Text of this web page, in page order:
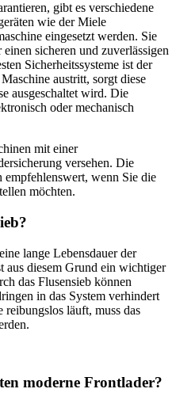
gibt es verschiedene
wie der Miele
eingesetzt werden. Sie
sicheren und zuverlässigen
Sicherheitssysteme ist der
austritt, sorgt diese
ausgeschaltet wird. Die
oder mechanisch
mit einer
versehen. Die
wenn Sie die
möchten.
lange Lebensdauer der
aus diesem Grund ein wichtiger
das Flusensieb können
in das System verhindert
läuft, muss das
moderne Frontlader?